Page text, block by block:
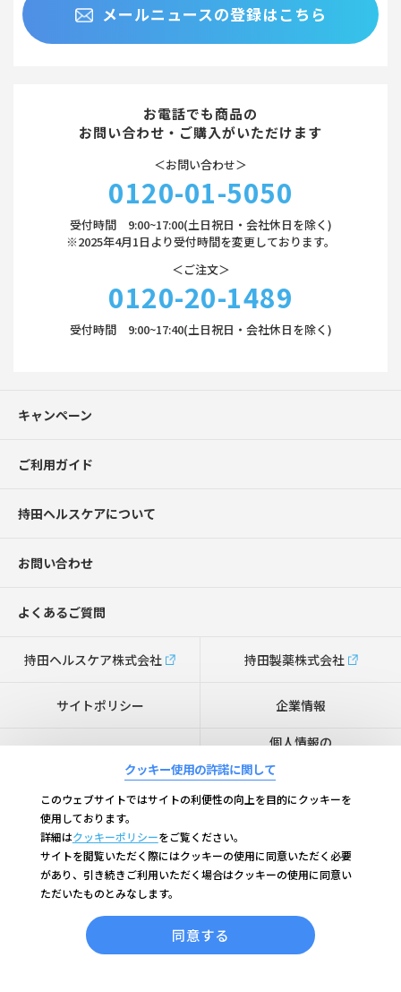
メールニュースの登録はこちら
お電話でも商品の
お問い合わせ・ご購入がいただけます
＜お問い合わせ＞
0120-01-5050
受付時間 9:00~17:00(土日祝日・会社休日を除く)
※2025年4月1日より受付時間を変更しております。
＜ご注文＞
0120-20-1489
受付時間 9:00~17:40(土日祝日・会社休日を除く)
キャンペーン
ご利用ガイド
持田ヘルスケアについて
お問い合わせ
よくあるご質問
持田ヘルスケア株式会社 持田製薬株式会社
サイトポリシー 企業情報
特定商取引法に基づく表記
個人情報の
取り扱いについて
Cookieの利用について
＜関連サイト＞
コラージュフルフル ブランドサイト
コラージュ ブランドサイト
スキナベーブ ブランドサイト
クッキー使用の許諾に関して
このウェブサイトではサイトの利便性の向上を目的にクッキーを
使用しております。
詳細はクッキーポリシーをご覧ください。
サイトを閲覧いただく際にはクッキーの使用に同意いただく必要
があり、引き続きご利用いただく場合はクッキーの使用に同意い
ただいたものとみなします。
同意する